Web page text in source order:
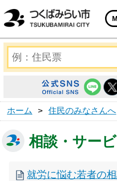
ホーム > 住民のみなさんへ
相談・サー
就労に悩む若者の